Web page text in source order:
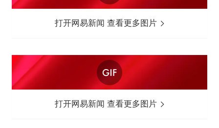
打开网易新闻 查看更多图片
打开网易新闻 查看更多图片